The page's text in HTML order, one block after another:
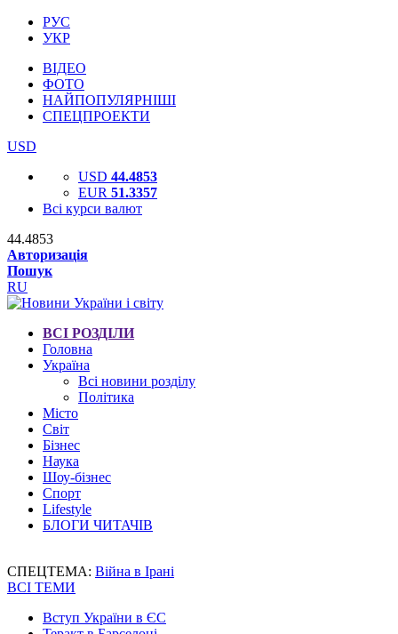
РУС
УКР
ВІДЕО
ФОТО
НАЙПОПУЛЯРНІШІ
СПЕЦПРОЕКТИ
USD
USD 44.4853
EUR 51.3357
Всі курси валют
44.4853
Авторизація
Пошук
RU
ВСІ РОЗДІЛИ
Головна
Україна
Всі новини розділу
Політика
Місто
Світ
Бізнес
Наука
Шоу-бізнес
Спорт
Lifestyle
БЛОГИ ЧИТАЧІВ
СПЕЦТЕМА: Війна в Ірані
ВСІ ТЕМИ
Вступ України в ЄС